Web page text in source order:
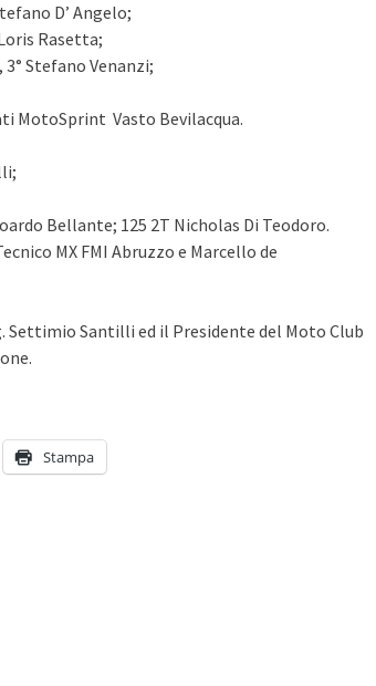
D’ Angelo;
Rasetta;
Stefano Venanzi;
MotoSprint Vasto Bevilacqua.
Bellante; 125 2T Nicholas Di Teodoro.
MX FMI Abruzzo e Marcello de
Settimio Santilli ed il Presidente del Moto Club
Stampa